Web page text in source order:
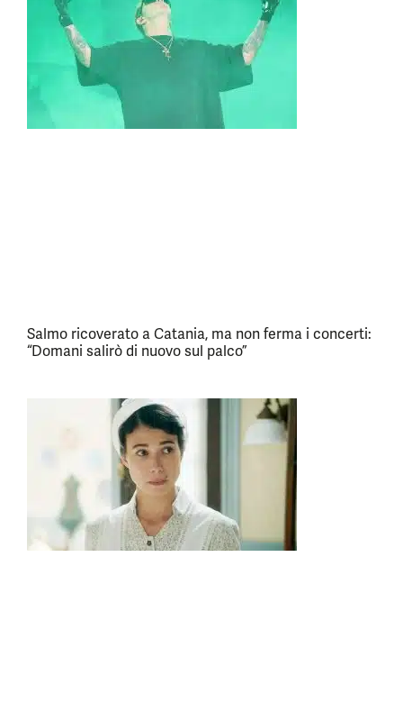
Salmo ricoverato a Catania, ma non ferma i concerti:
“Domani salirò di nuovo sul palco”